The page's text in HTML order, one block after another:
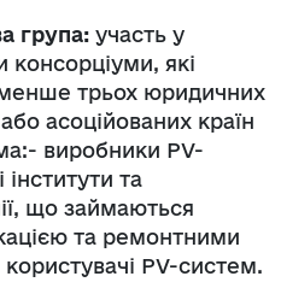
група: участь у
консорціуми, які
трьох юридичних
асоційованих країн
виробники PV-
та
що займаються
та ремонтними
PV-систем.